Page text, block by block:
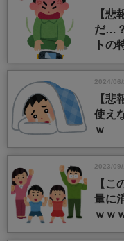
【悲
だ…
トの
2024/06/
【悲
使え
ｗ
2023/09/
【こ
量に
ｗｗ